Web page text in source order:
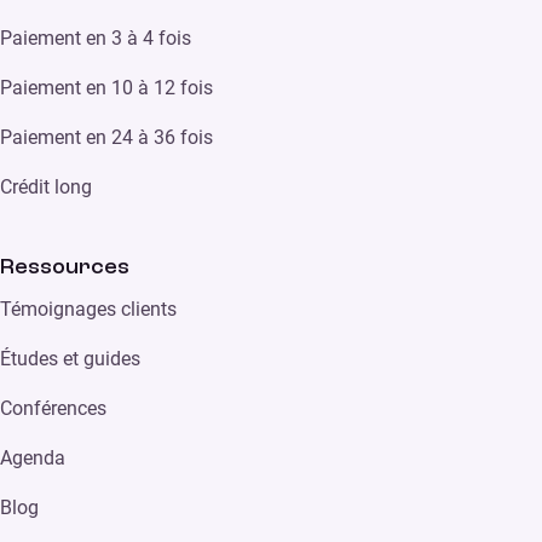
Paiement en 3 à 4 fois
Paiement en 10 à 12 fois
Paiement en 24 à 36 fois
Crédit long
Ressources
Témoignages clients
Études et guides
Conférences
Agenda
Blog